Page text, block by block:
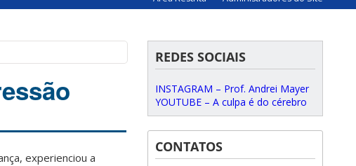
experienciou a
REDES SOCIAIS
INSTAGRAM – Prof. Andrei Mayer
YOUTUBE – A culpa é do cérebro
CONTATOS